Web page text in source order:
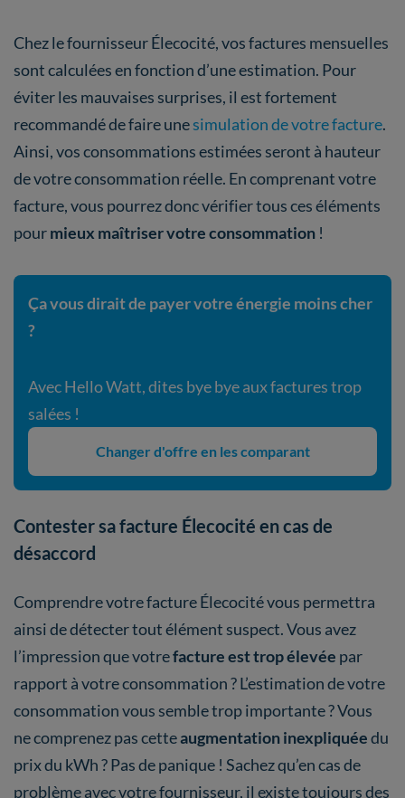
Chez le fournisseur Élecocité, vos factures mensuelles
sont calculées en fonction d’une estimation. Pour
éviter les mauvaises surprises, il est fortement
recommandé de faire unesimulation de votre facture.
Ainsi, vos consommations estimées seront à hauteur
de votre consommation réelle. En comprenant votre
facture, vous pourrez donc vérifier tous ces éléments
pourmieux maîtriser votre consommation !
Ça vous dirait de payer votre énergie moins cher
?
Avec Hello Watt, dites bye bye aux factures trop
salées !
Changer d'offre en les comparant
Contester sa facture Élecocité en cas de
désaccord
Comprendre votre facture Élecocité vous permettra
ainsi de détecter tout élément suspect. Vous avez
l’impression que votrefacture est trop élevée par
rapport à votre consommation ? L’estimation de votre
consommation vous semble trop importante ? Vous
ne comprenez pas cetteaugmentation inexpliquéedu
prix du kWh ? Pas de panique ! Sachez qu’en cas de
problème avec votre fournisseur, il existe toujours des